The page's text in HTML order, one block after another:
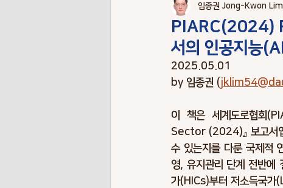
WSDOT CREM 소식 Risk Data
Risk Terminology Risk
Envionment Risks Contigency Plan
PIARC(2024)
서의 인공지능
임종권 Jong-Kwon Lim
2025.05.01
by 임종권 (
이 책은 세계도로협회
Sector (2024)』 보고서
수 있는지를 다룬 국제적
영, 유지관리 단계 전반에
가(HICs)부터 저소득국가